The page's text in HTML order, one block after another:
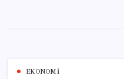
content
EKONOMI